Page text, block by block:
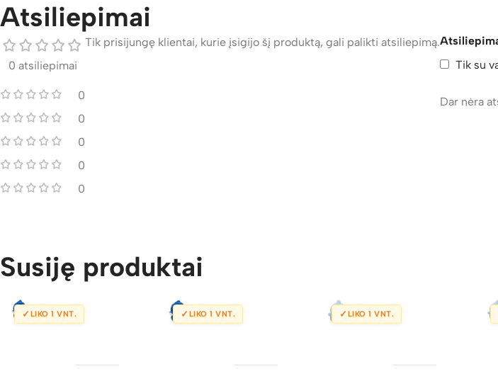
Atsiliepimai
0 atsiliepimai
0
0
0
0
0
Tik su
Dar nėra
Tik prisijungę klientai, kurie įsigijo šį produktą, gali palikti atsiliepimą.
Susiję produktai
✓ LIKO 1 VNT. ✓ LIKO 1 VNT. ✓ LIKO 1 VNT.